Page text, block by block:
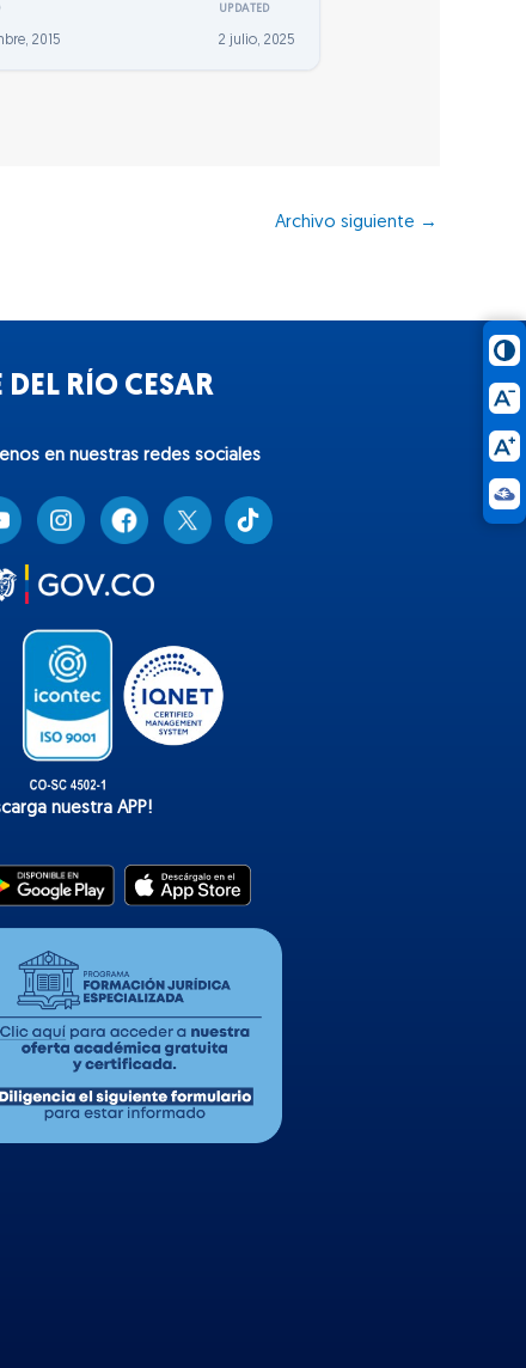
2015
UPDATED
2 julio, 2025
Archivo siguiente →
RÍO CESAR
en nuestras redes sociales
T
i
k
nuestra APP!